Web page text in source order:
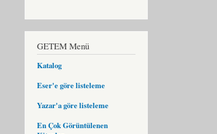
GETEM Menü
Katalog
Eser'e göre listeleme
Yazar'a göre listeleme
En Çok Görüntülenen